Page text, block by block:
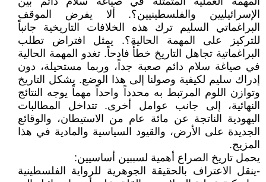
الإسرائيليين والفلسطينيين؟. ألا يفرض الموقف
البراغماتي السليم ترك هذه الخلافات التاريخية جانباً
للتركيز على المهمة الحالية؟. يمثل افتراض تطلب
البراغماتية تجاهل التاريخ خطأً فادحاً. تغدو المهمة الحالية
في صياغة سلام دائم صعبة جداً، وربما مستحيلة، دون
إدراك سليم لكيفية وصولنا إلى هذا الوضع. يشكل التاريخ
وتوازن اللوم المرتبط به محدداً واحداً مهماً يوجه النتائج
النهائية، إلى جانب عوامل أخرى. تتداخل المطالبات
اليهودية الناتجة عن مائة عام من الاستيطان، والوقائع
الجديدة على الأرض، والقيود السياسية والمادية في هذا
المزيج.
يحمل تاريخ الصراع أهمية لسببين أساسيين:
-ينقل الاعتراف بالحقيقة الجوهرية للرواية الفلسطينية